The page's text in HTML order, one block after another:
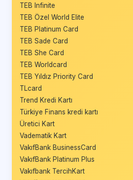
TEB Infinite
TEB Özel World Elite
TEB Platinum Card
TEB Sade Card
TEB She Card
TEB Worldcard
TEB Yıldız Priority Card
TLcard
Trend Kredi Kartı
Türkiye Finans kredi kartı
Üretici Kart
Vadematik Kart
VakıfBank BusinessCard
VakıfBank Platinum Plus
Vakıfbank TercihKart